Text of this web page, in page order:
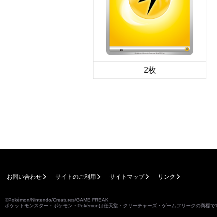
2枚
お問い合わせ サイトのご利用 サイトマップ リンク
©Pokémon/Nintendo/Creatures/GAME FREAK
ポケットモンスター・ポケモン・Pokémonは任天堂・クリーチャーズ・ゲームフリークの商標で